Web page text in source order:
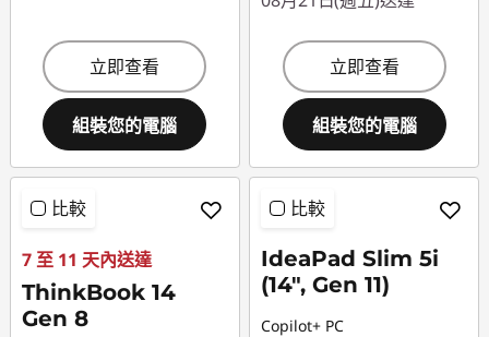
立即查看
組裝您的電腦
立即查看
組裝您的電腦
比較
7 至 11 天內送達
ThinkBook 14
Gen 8
比較
IdeaPad Slim 5i
(14", Gen 11)
Copilot+ PC